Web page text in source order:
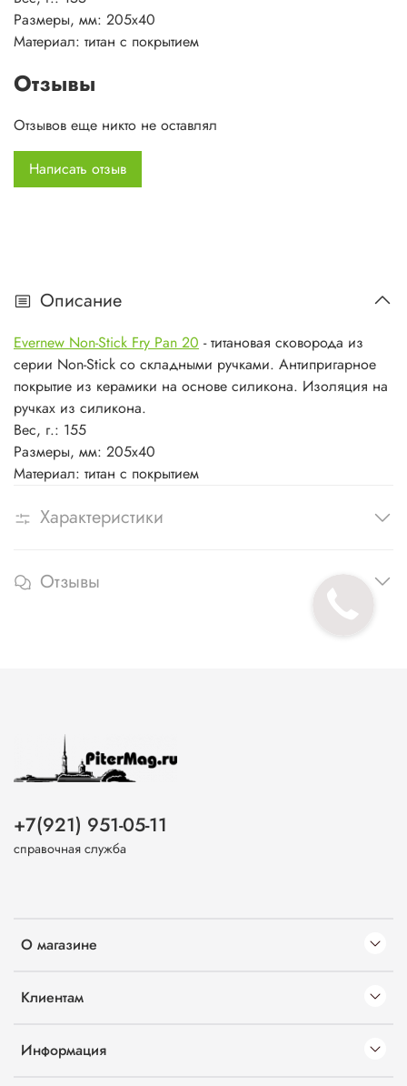
Размеры, мм: 205х40
Материал: титан с покрытием
Отзывы
Отзывов еще никто не оставлял
Написать отзыв
Описание
Evernew Non-Stick Fry Pan 20 - титановая сковорода из
серии Non-Stick со складными ручками. Антипригарное
покрытие из керамики на основе силикона. Изоляция на
ручках из силикона.
Вес, г.: 155
Размеры, мм: 205х40
Материал: титан с покрытием
Характеристики
Отзывы
О магазине
Клиентам
Информация
+7(921) 951-05-11
справочная служба